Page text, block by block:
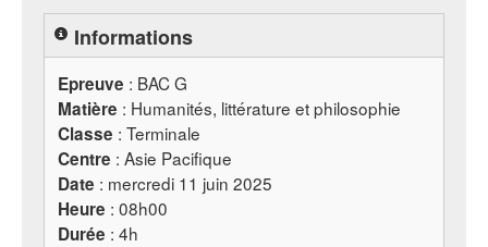
Informations
Epreuve : BACG
Matière : Humanités, littérature et philosophie
Classe : Terminale
Centre : Asie Pacifique
Date : mercredi 11 juin 2025
Heure : 08h00
Durée : 4h